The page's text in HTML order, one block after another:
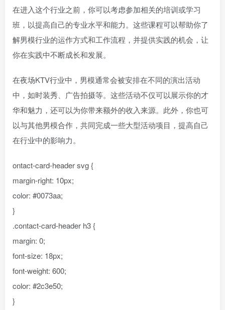
在进入这个行业之前，你可以考虑参加相关的培训或学习
班，以提高自己的专业水平和能力。这些课程可以帮助你了
解男模行业的运作方式和工作流程，并提供实践的机会，让
你在实践中不断成长和发展。
在夜场KTV行业中，男模通常会被安排在不同的演出活动
中，如时装秀、广告拍摄等。这些活动不仅可以展示你的才
华和魅力，还可以为你带来额外的收入来源。此外，你也可
以与其他男模合作，共同完成一些大型活动项目，提高自己
在行业中的影响力。
ontact-card-header svg {
margin-right: 10px;
color: #0073aa;
}
.contact-card-header h3 {
margin: 0;
font-size: 18px;
font-weight: 600;
color: #2c3e50;
}